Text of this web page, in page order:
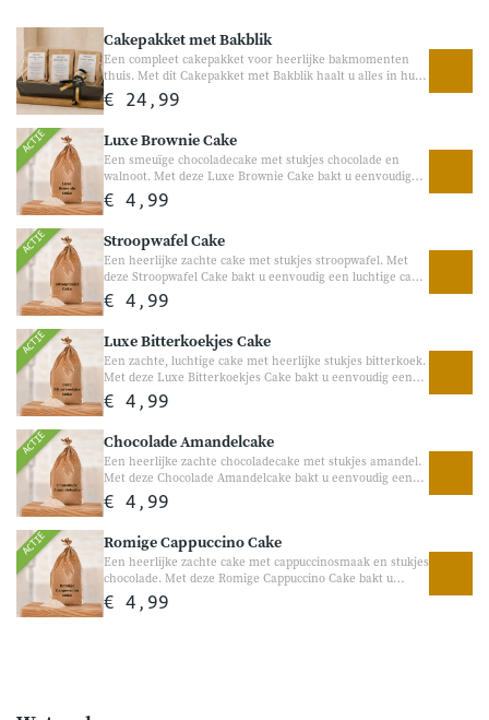
Cakepakket met Bakblik
Een compleet cakepakket voor heerlijke bakmomenten
thuis. Met dit Cakepakket met Bakblik haalt u alles in huis
om direct aan de slag te gaan. Het pakket bevat drie
heerlijke cakemixen én een stevige Zenker cakevorm van
gezellig mee te bakken.
€ 24,99
ACTIE Luxe Brownie Cake
Een smeuïge chocoladecake met stukjes chocolade en
walnoot. Met deze Luxe Brownie Cake bakt u eenvoudig
een volle, rijke chocoladecake met echte chocoladestukjes,
amandel en walnoot. Perfect voor chocoladeliefhebbers en
traktatie tussendoor.
€ 4,99
ACTIE Stroopwafel Cake
Een heerlijke zachte cake met stukjes stroopwafel. Met
deze Stroopwafel Cake bakt u eenvoudig een luchtige cake
met de heerlijke smaak van stroopwafel en knapperige
stukjes door het beslag. Perfect voor bij de koffie, visite of
€ 4,99
ACTIE Luxe Bitterkoekjes Cake
Een zachte, luchtige cake met heerlijke stukjes bitterkoek.
Met deze Luxe Bitterkoekjes Cake bakt u eenvoudig een
heerlijke smeuïge cake met de warme smaak van echte
bitterkoekjes. Perfect voor bij de koffie, visite of als
€ 4,99
ACTIE Chocolade Amandelcake
Een heerlijke zachte chocoladecake met stukjes amandel.
Met deze Chocolade Amandelcake bakt u eenvoudig een
volle chocoladecake met een rijke smaak en heerlijke
stukjes amandel. Perfect voor chocoladeliefhebbers en
€ 4,99
ACTIE Romige Cappuccino Cake
Een heerlijke zachte cake met cappuccinosmaak en stukjes
chocolade. Met deze Romige Cappuccino Cake bakt u
eenvoudig een luchtige cake met een volle koffiesmaak en
heerlijke chocoladestukjes. Perfect voor bij de koffie, visite
€ 4,99